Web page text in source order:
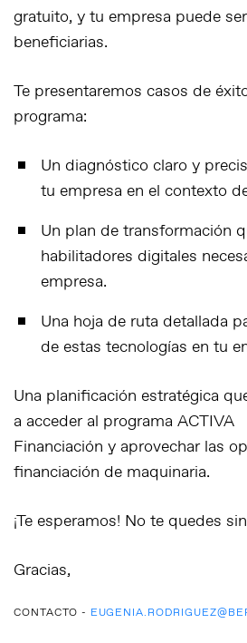
gratuito, y tu empresa puede
beneficiarias.
Te presentaremos casos de
programa:
Un diagnóstico claro y
tu empresa en el contexto
Un plan de transformación
habilitadores digitales
empresa.
Una hoja de ruta detallada
de estas tecnologías en tu
Una planificación estratégica
a acceder al programa ACTIVA
Financiación y aprovechar las
financiación de maquinaria.
¡Te esperamos! No te quedes
Gracias,
CONTACTO -